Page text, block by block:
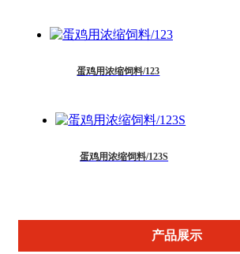
蛋鸡用浓缩饲料/123
蛋鸡用浓缩饲料/123S
产品展示